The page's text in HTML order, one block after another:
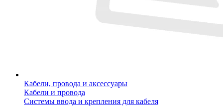
Кабели, провода и аксессуары
Кабели и провода
Системы ввода и крепления для кабеля